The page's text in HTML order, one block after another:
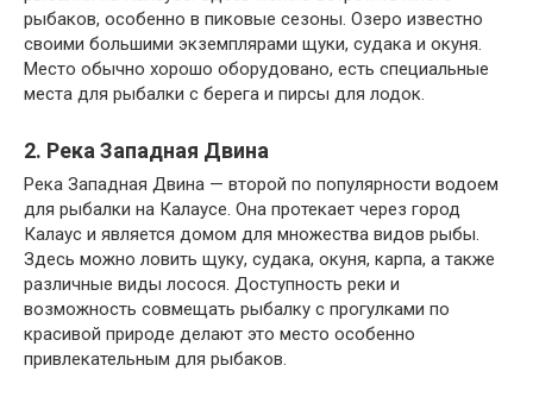
рыбаков, особенно в пиковые сезоны. Озеро известно
своими большими экземплярами щуки, судака и окуня.
Место обычно хорошо оборудовано, есть специальные
места для рыбалки с берега и пирсы для лодок.
2. Река Западная Двина
Река Западная Двина — второй по популярности водоем
для рыбалки на Калаусе. Она протекает через город
Калаус и является домом для множества видов рыбы.
Здесь можно ловить щуку, судака, окуня, карпа, а также
различные виды лосося. Доступность реки и
возможность совмещать рыбалку с прогулками по
красивой природе делают это место особенно
привлекательным для рыбаков.